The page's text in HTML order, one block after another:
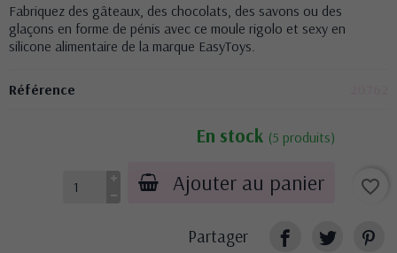
Fabriquez des gâteaux, des chocolats, des savons ou des
glaçons en forme de pénis avec ce moule rigolo et sexy en
silicone alimentaire de la marque EasyToys.
Référence
En stock (5 produits)
Ajouter au panier favorite_border
Partager